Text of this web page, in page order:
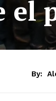
el
By: